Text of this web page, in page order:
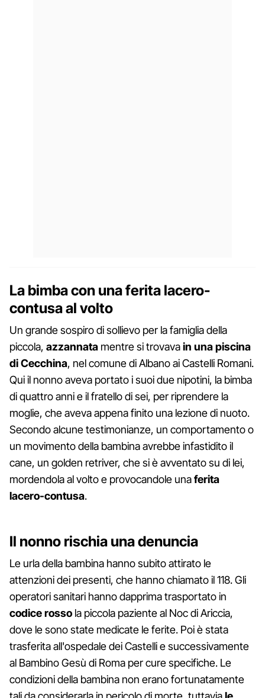
La bimba con una ferita lacero-
contusa al volto
Un grande sospiro di sollievo per la famiglia della
piccola, azzannata mentre si trovavain una piscina
di Cecchina, nel comune di Albano ai Castelli Romani.
Qui il nonno aveva portato i suoi due nipotini, la bimba
di quattro anni e il fratello di sei, per riprendere la
moglie, che aveva appena finito una lezione di nuoto.
Secondo alcune testimonianze, un comportamento o
un movimento della bambina avrebbe infastidito il
cane, un golden retriver, che si è avventato su di lei,
mordendola al volto e provocandole unaferita
lacero-contusa.
Il nonno rischia una denuncia
Le urla della bambina hanno subito attirato le
attenzioni dei presenti, che hanno chiamato il 118. Gli
operatori sanitari hanno dapprima trasportato in
codice rosso la piccola paziente al Noc di Ariccia,
dove le sono state medicate le ferite. Poi è stata
trasferita all'ospedale dei Castelli e successivamente
al Bambino Gesù di Roma per cure specifiche. Le
condizioni della bambina non erano fortunatamente